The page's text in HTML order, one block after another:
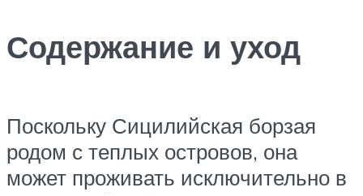
Содержание и уход
Поскольку Сицилийская борзая
родом с теплых островов, она
может проживать исключительно в